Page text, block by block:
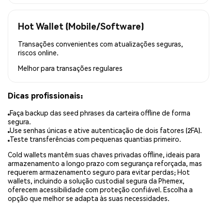
Hot Wallet (Mobile/Software)
Transações convenientes com atualizações seguras,
riscos online.
Melhor para transações regulares
Dicas profissionais:
Faça backup das seed phrases da carteira offline de forma
segura.
Use senhas únicas e ative autenticação de dois fatores (2FA).
Teste transferências com pequenas quantias primeiro.
Cold wallets mantêm suas chaves privadas offline, ideais para
armazenamento a longo prazo com segurança reforçada, mas
requerem armazenamento seguro para evitar perdas; Hot
wallets, incluindo a solução custodial segura da Phemex,
oferecem acessibilidade com proteção confiável. Escolha a
opção que melhor se adapta às suas necessidades.